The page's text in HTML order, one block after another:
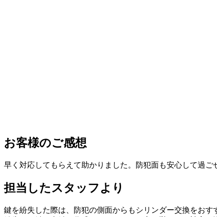
お客様のご感想
早く対応してもらえて助かりました。防犯面も安心して過ご
担当したスタッフより
鍵を紛失した際は、防犯の側面からもシリンダー交換をおす